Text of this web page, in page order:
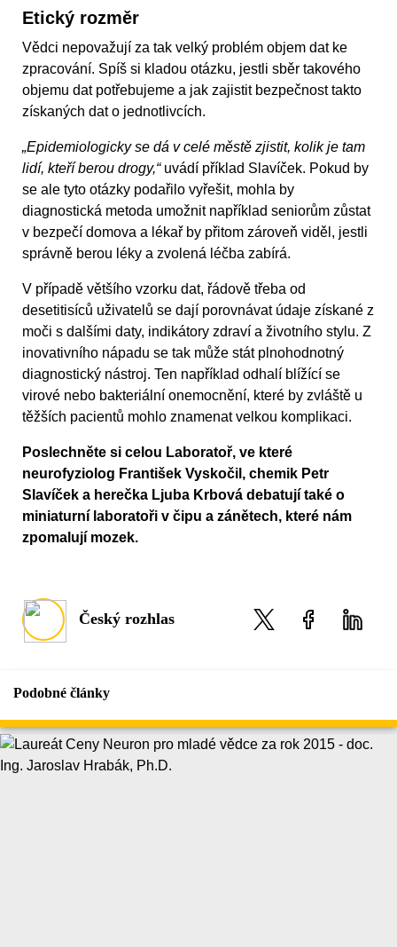
Etický rozměr
Vědci nepovažují za tak velký problém objem dat ke
zpracování. Spíš si kladou otázku, jestli sběr takového
objemu dat potřebujeme a jak zajistit bezpečnost takto
získaných dat o jednotlivcích.
„Epidemiologicky se dá v celé městě zjistit, kolik je tam
lidí, kteří berou drogy,“uvádí příklad Slavíček. Pokud by
se ale tyto otázky podařilo vyřešit, mohla by
diagnostická metoda umožnit například seniorům zůstat
v bezpečí domova a lékař by přitom zároveň viděl, jestli
správně berou léky a zvolená léčba zabírá.
V případě většího vzorku dat, řádově třeba od
desetitisíců uživatelů se dají porovnávat údaje získané z
moči s dalšími daty, indikátory zdraví a životního stylu. Z
inovativního nápadu se tak může stát plnohodnotný
diagnostický nástroj. Ten například odhalí blížící se
virové nebo bakteriální onemocnění, které by zvláště u
těžších pacientů mohlo znamenat velkou komplikaci.
Poslechněte si celou Laboratoř, ve které
neurofyziolog František Vyskočil, chemik Petr
Slavíček a herečka Ljuba Krbová debatují také o
miniaturní laboratoři v čipu a zánětech, které nám
zpomalují mozek.
Český rozhlas
Podobné články